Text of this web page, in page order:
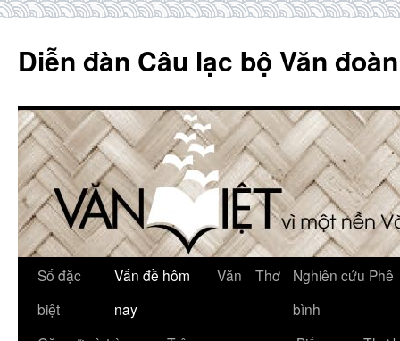
content
Diễn đàn Câu lạc bộ Văn
Số đặc
biệt
Vấn đề hôm
nay
Văn Thơ
Nghiên cứu Phê
bình